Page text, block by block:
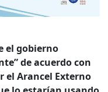
el gobierno
de acuerdo con
el Arancel Externo